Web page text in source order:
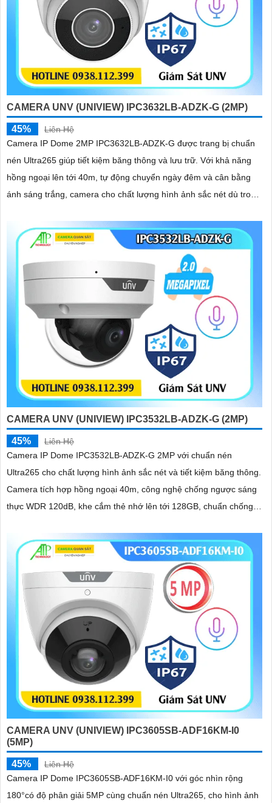
CAMERA UNV (UNIVIEW) IPC3632LB-ADZK-G (2MP)
45%
Liên Hệ
Camera IP Dome 2MP IPC3632LB-ADZK-G được trang bị chuẩn
nén Ultra265 giúp tiết kiệm băng thông và lưu trữ. Với khả năng
hồng ngoại lên tới 40m, tự động chuyển ngày đêm và cân bằng
ánh sáng trắng, camera cho chất lượng hình ảnh sắc nét dù trong
CAMERA UNV (UNIVIEW) IPC3532LB-ADZK-G (2MP)
45%
Liên Hệ
Camera IP Dome IPC3532LB-ADZK-G 2MP với chuẩn nén
Ultra265 cho chất lượng hình ảnh sắc nét và tiết kiệm băng thông.
Camera tích hợp hồng ngoại 40m, công nghệ chống ngược sáng
thực WDR 120dB, khe cắm thẻ nhớ lên tới 128GB, chuẩn chống
CAMERA UNV (UNIVIEW) IPC3605SB-ADF16KM-I0
(5MP)
45%
Liên Hệ
Camera IP Dome IPC3605SB-ADF16KM-I0 với góc nhìn rộng
180°có độ phân giải 5MP cùng chuẩn nén Ultra265, cho hình ảnh